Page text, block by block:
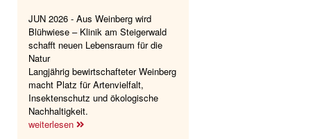
JUN 2026 - Aus Weinberg wird
Blühwiese – Klinik am Steigerwald
schafft neuen Lebensraum für die
Natur
Langjährig bewirtschafteter Weinberg
macht Platz für Artenvielfalt,
Insektenschutz und ökologische
Nachhaltigkeit.
weiterlesen